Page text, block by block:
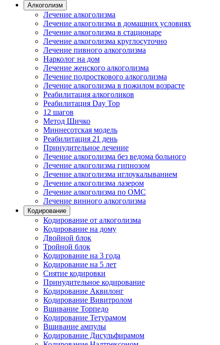
Алкоголизм
Лечение алкоголизма
Лечение алкоголизма в домашних условиях
Лечение алкоголизма в стационаре
Лечение алкоголизма круглосуточно
Лечение пивного алкоголизма
Нарколог на дом
Лечение женского алкоголизма
Лечение подросткового алкоголизма
Лечение алкоголизма в пожилом возрасте
Реабилитация алкоголиков
Реабилитация Day Top
12 шагов
Метод Шичко
Миннесотская модель
Реабилитация 21 день
Принудительное лечение
Лечение алкоголизма без ведома больного
Лечение алкоголизма гипнозом
Лечение алкоголизма иглоукалыванием
Лечение алкоголизма лазером
Лечение алкоголизма по ОМС
Лечение винного алкоголизма
Кодирование
Кодирование от алкоголизма
Кодирование на дому
Двойной блок
Тройной блок
Кодирование на 3 года
Кодирование на 5 лет
Снятие кодировки
Принудительное кодирование
Кодирование Аквилонг
Кодирование Вивитролом
Вшивание Торпедо
Кодирование Тетурамом
Вшивание ампулы
Кодирование Дисульфирамом